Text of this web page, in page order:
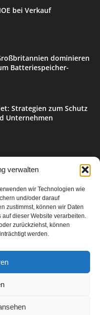
verwalten
wir Technologien wie
und/oder darauf
zustimmst, können wir Daten
dieser Website verarbeiten.
zurückziehst, können
werden.
bei Verkauf
dominieren
Batteriespeicher-
Strategien zum Schutz
Unternehmen
3003
2067
567